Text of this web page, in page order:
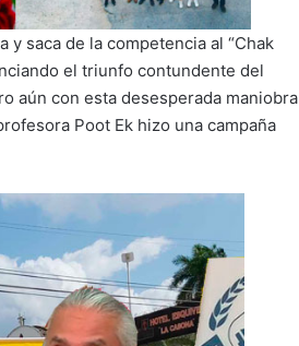
y saca de la competencia al “Chak
el triunfo contundente del
aún con esta desesperada maniobra
Poot Ek hizo una campaña